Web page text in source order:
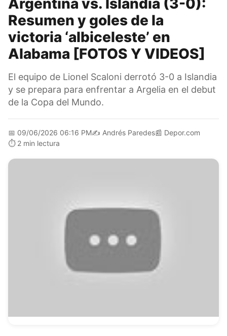
Resumen y goles de la
victoria ‘albiceleste’ en
Alabama [FOTOS Y VIDEOS]
El equipo de Lionel Scaloni derrotó 3-0 a Islandia
y se prepara para enfrentar a Argelia en el debut
de la Copa del Mundo.
📅 09/06/2026 06:16 PM✍️ Andrés Paredes📰 Depor.com
⏱️ 2 min lectura